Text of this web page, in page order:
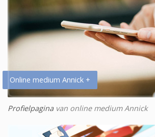
Online medium Annick +
Profielpaginavan online medium Annick